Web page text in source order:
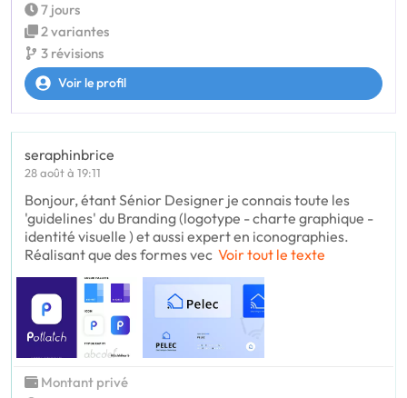
7 jours
2 variantes
3 révisions
Voir le profil
seraphinbrice
28 août à 19:11
Bonjour, étant Sénior Designer je connais toute les
'guidelines' du Branding (logotype - charte graphique -
identité visuelle ) et aussi expert en iconographies.
Réalisant que des formes vec Voir tout le texte
Montant privé